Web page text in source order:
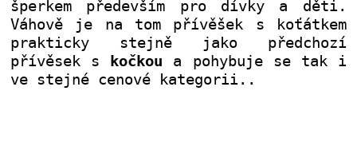
šperkem především pro dívky a děti.
Váhově je na tom přívěšek s koťátkem
prakticky stejně jako předchozí
přívěsek s kočkou a pohybuje se tak i
ve stejné cenové kategorii. .